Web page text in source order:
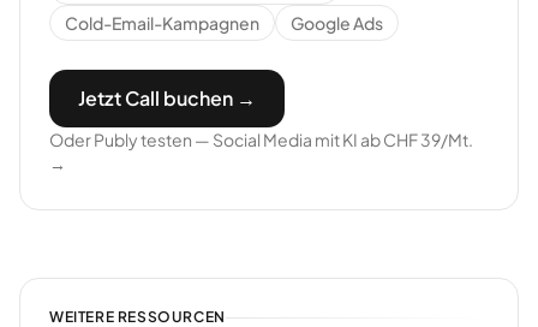
Cold-Email-Kampagnen
Google Ads
Jetzt Call buchen →
Oder Publy testen — Social Media mit KI ab CHF 39/Mt.
→
WEITERE RESSOURCEN